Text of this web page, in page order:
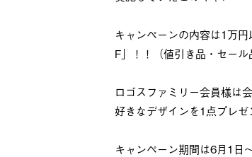
キャンペーンの内容は1万
F」！！（値引き品・セール
ロゴスファミリー会員様は
好きなデザインを1点プレ
キャンペーン期間は6月1